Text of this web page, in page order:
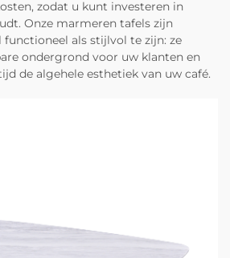
zodat u kunt investeren in
Onze marmeren tafels zijn
als stijlvol te zijn: ze
ondergrond voor uw klanten en
de algehele esthetiek van uw café.